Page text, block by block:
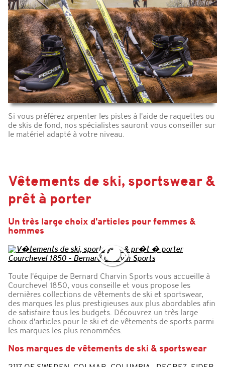
Si vous préférez arpenter les pistes à l'aide de raquettes ou
de skis de fond, nos spécialistes sauront vous conseiller sur
le matériel adapté à votre niveau.
Vêtements de ski, sportswear &
prêt à porter
Un très large choix d'articles pour femmes &
hommes
Toute l'équipe de Bernard Charvin Sports vous accueille à
Courchevel 1850, vous conseille et vous propose les
dernières collections de vêtements de ski et sportswear,
des marques les plus prestigieuses aux plus abordables afin
de satisfaire tous les budgets. Découvrez un très large
choix d'articles pour le ski et de vêtements de sports parmi
les marques les plus renommées.
Nos marques de vêtements de ski & sportswear